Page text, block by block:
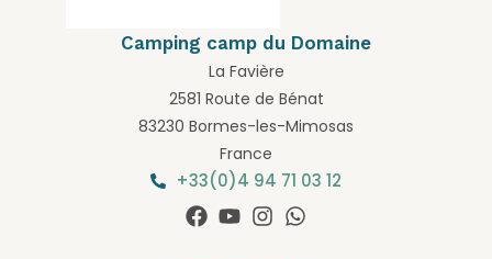
Camping camp du Domaine
La Favière
2581 Route de Bénat
83230 Bormes-les-Mimosas
France
+33(0)4 94 71 03 12